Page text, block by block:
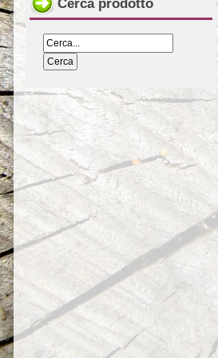
Cerca prodotto